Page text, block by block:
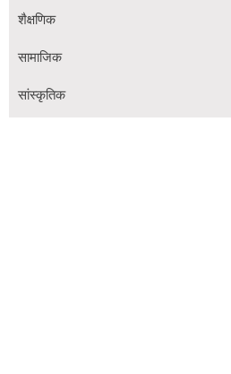
शैक्षणिक
सामाजिक
सांस्कृतिक